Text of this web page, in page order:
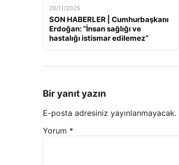
26/11/2025
SON HABERLER | Cumhurbaşkanı
Erdoğan: “İnsan sağlığı ve
hastalığı istismar edilemez”
Bir yanıt yazın
E-posta adresiniz yayınlanmayacak.
Yorum *